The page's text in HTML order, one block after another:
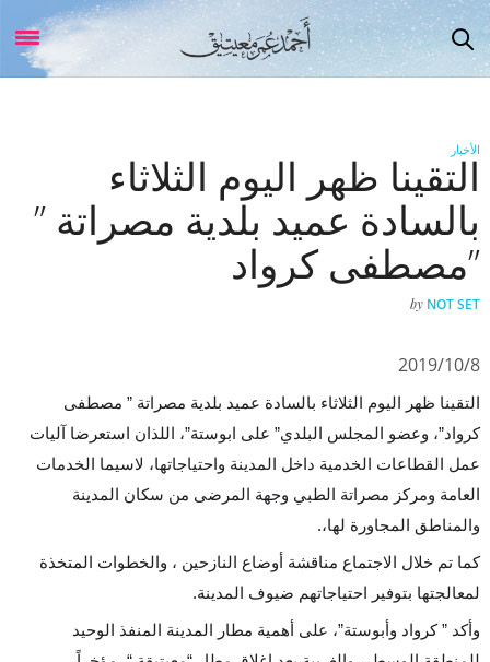
الأخبار
التقينا ظهر اليوم الثلاثاء
بالسادة عميد بلدية مصراتة ”
مصطفى كرواد”
by NOT SET
2019/10/8
التقينا ظهر اليوم الثلاثاء بالسادة عميد بلدية مصراتة ” مصطفى
كرواد”، وعضو المجلس البلدي” على ابوستة”، اللذان استعرضا آليات
عمل القطاعات الخدمية داخل المدينة واحتياجاتها، لاسيما الخدمات
العامة ومركز مصراتة الطبي وجهة المرضى من سكان المدينة
والمناطق المجاورة لها،.
كما تم خلال الاجتماع مناقشة أوضاع النازحين ، والخطوات المتخذة
لمعالجتها بتوفير احتياجاتهم ضيوف المدينة.
وأكد ” كرواد وأبوستة”، على أهمية مطار المدينة المنفذ الوحيد